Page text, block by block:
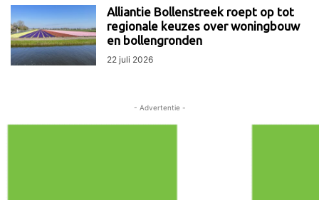
Alliantie Bollenstreek roept op tot
regionale keuzes over woningbouw
en bollengronden
22 juli 2026
- Advertentie -